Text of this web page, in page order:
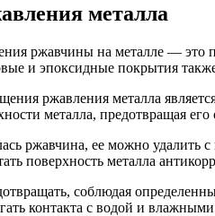
металла
ржавчины на металле — это
и эпоксидные покрытия
ржавления металла
металла, предотвращая
ржавчина, ее можно удалить
поверхность металла
соблюдая
контакта с водой и